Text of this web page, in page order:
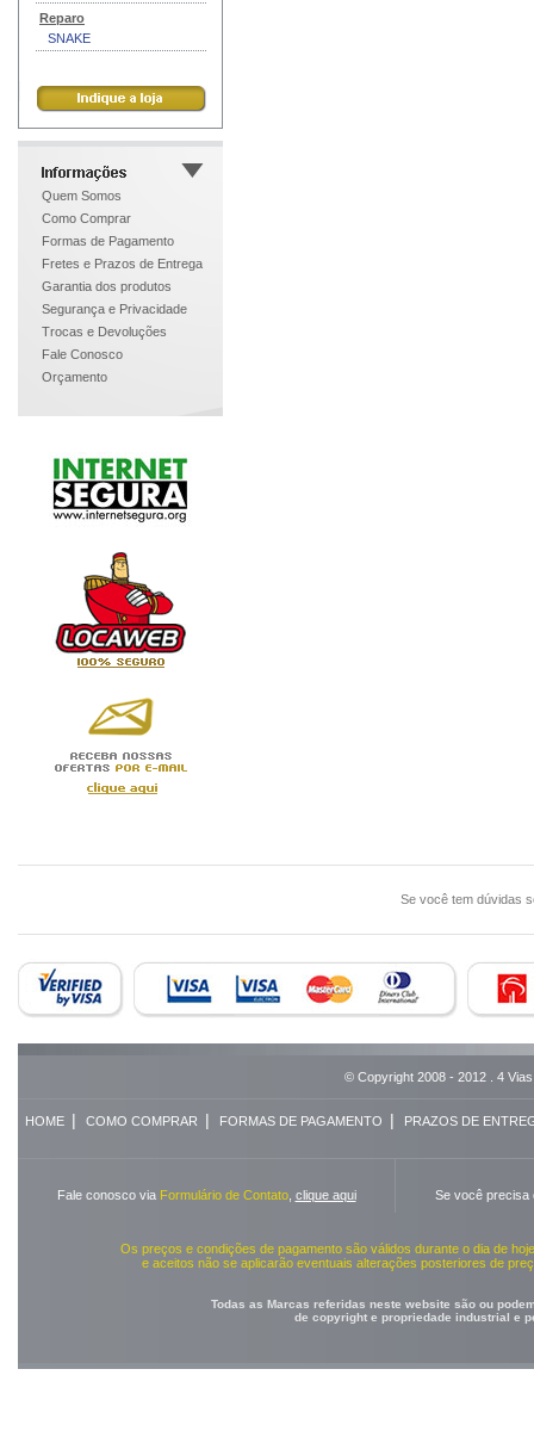
Reparo
SNAKE
Quem Somos
Como Comprar
Formas de Pagamento
Fretes e Prazos de Entrega
Garantia dos produtos
Segurança e Privacidade
Trocas e Devoluções
Fale Conosco
Orçamento
Se você tem dúvidas
© Copyright 2008 - 2012 . 4
HOME| COMO COMPRAR | FORMAS DE PAGAMENTO | PRAZOS DE
Fale conosco via Formulário de Contato, clique aqui Se você precisa
Os preços e condições de pagamento são válidos durante o dia de
e aceitos não se aplicarão eventuais alterações posteriores de
Todas as Marcas referidas neste website são ou
de copyright e propriedade industrial e